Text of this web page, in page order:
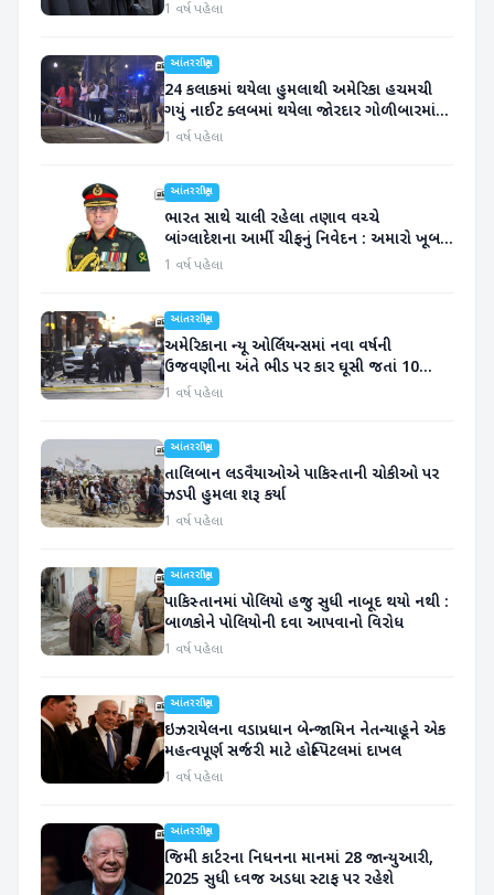
1 વર્ષ પહેલા
આંતરરાષ્ટ્રીય
24 કલાકમાં થયેલા હુમલાથી અમેરિકા હચમચી
ગયું નાઈટ ક્લબમાં થયેલા જોરદાર ગોળીબારમાં
11 લોકોના મોત
1 વર્ષ પહેલા
આંતરરાષ્ટ્રીય
ભારત સાથે ચાલી રહેલા તણાવ વચ્ચે
બાંગ્લાદેશના આર્મી ચીફનું નિવેદન : અમારો ખૂબ
જ ખાસ સંબંધ
1 વર્ષ પહેલા
આંતરરાષ્ટ્રીય
અમેરિકાના ન્યૂ ઓર્લિયન્સમાં નવા વર્ષની
ઉજવણીના અંતે ભીડ પર કાર ઘૂસી જતાં 10
લોકોનાં મોત
1 વર્ષ પહેલા
આંતરરાષ્ટ્રીય
તાલિબાન લડવૈયાઓએ પાકિસ્તાની ચોકીઓ પર
ઝડપી હુમલા શરૂ કર્યા
1 વર્ષ પહેલા
આંતરરાષ્ટ્રીય
પાકિસ્તાનમાં પોલિયો હજુ સુધી નાબૂદ થયો નથી :
બાળકોને પોલિયોની દવા આપવાનો વિરોધ
1 વર્ષ પહેલા
આંતરરાષ્ટ્રીય
ઇઝરાયેલના વડાપ્રધાન બેન્જામિન નેતન્યાહૂને એક
મહત્વપૂર્ણ સર્જરી માટે હોસ્પિટલમાં દાખલ
1 વર્ષ પહેલા
આંતરરાષ્ટ્રીય
જિમી કાર્ટરના નિધનના માનમાં 28 જાન્યુઆરી,
2025 સુધી ધ્વજ અડધા સ્ટાફ પર રહેશે